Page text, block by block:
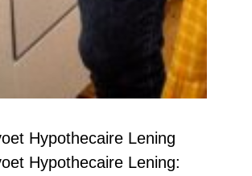
Hypothecaire Lening
Hypothecaire Lening: